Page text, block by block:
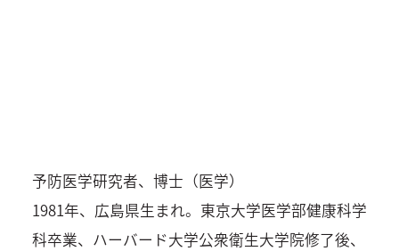
予防医学研究者、博士（医学）
1981年、広島県生まれ。東京大学医学部健康科学
科卒業、ハーバード大学公衆衛生大学院修了後、